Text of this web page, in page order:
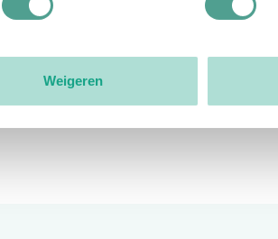
Weigeren
Organisatie